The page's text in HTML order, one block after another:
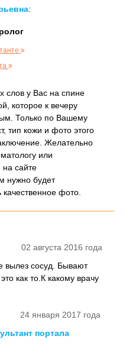
:
слов у Вас на спине
которое к вечеру
Только по Вашему
тип кожи и фото этого
Желательно
или
на сайте
нужно будет
качественное фото.
02 августа 2016 года
вылез сосуд. Бывают
как то.К какому врачу
24 января 2017 года
портала